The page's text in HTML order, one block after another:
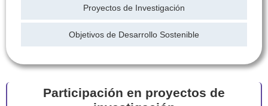
Proyectos de Investigación
Objetivos de Desarrollo Sostenible
Participación en proyectos de